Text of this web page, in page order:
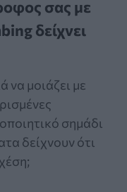
σας με
δείχνει
να μοιάζει με
σημάδι
δείχνουν ότι